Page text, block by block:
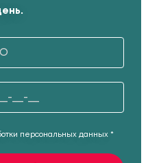
персональных данных *